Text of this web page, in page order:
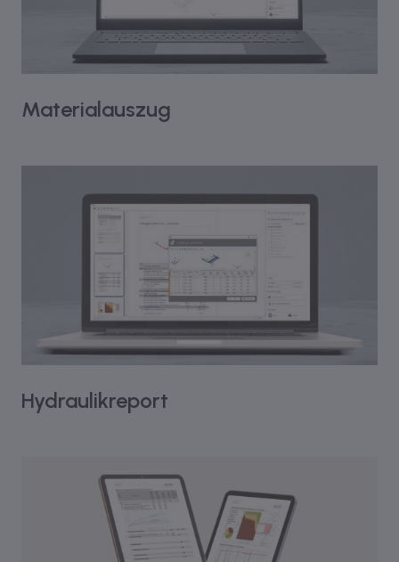
Materialauszug
Hydraulikreport